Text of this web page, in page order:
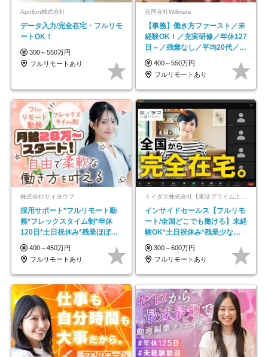
Apollon株式会社
データ入力/完全在宅・フルリモ
ートOK！
300～550万円
フルリモートあり
合同会社Willmate
【事務】働き方ファースト／未
経験OK！／充実研修／年休127
日～／残業なし／平均20代／リ
モートOK
400～550万円
フルリモートあり
株式会社サイヨウブ
採用サポート*フルリモート勤
務*フレックスタイム制*年休
120日*土日祝休み*残業ほぼな
し*育児中社員8割以上
400～450万円
フルリモートあり
ミイダス株式会社【東証プライム上場パーソルグループ】
インサイドセールス【フルリモ
ート/全国どこでも働ける】未経
験OK*土日祝休み*残業少なめ*
在宅勤務手当あり
300～600万円
フルリモートあり